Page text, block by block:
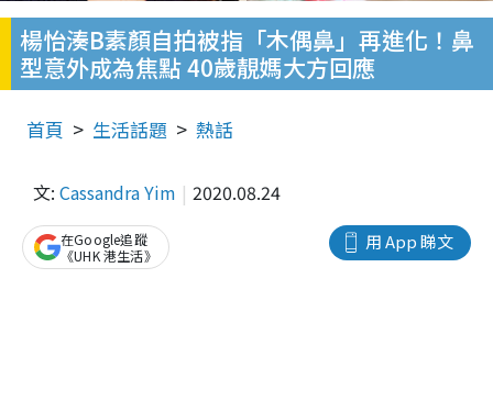
楊怡湊B素顏自拍被指「木偶鼻」再進化！鼻
型意外成為焦點 40歲靚媽大方回應
首頁 生活話題 熱話
文: Cassandra Yim 2020.08.24
用 App 睇文
在Google追蹤
《UHK 港生活》